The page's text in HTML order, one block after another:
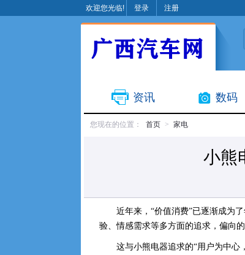
欢迎您光临! 登录 注册
资讯 数码
您现在的位置： 首页 > 家电
小熊
近年来，“价值消费”已逐渐成为
验、情感需求等多方面的追求，偏向
这与小熊电器追求的“用户为中心